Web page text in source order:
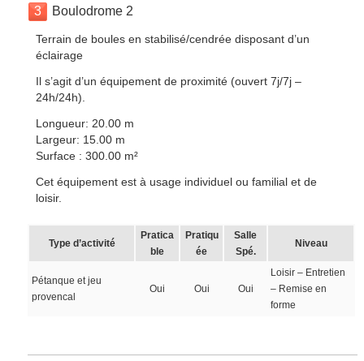
3 Boulodrome 2
Terrain de boules en stabilisé/cendrée disposant d’un
éclairage
Il s’agit d’un équipement de proximité (ouvert 7j/7j –
24h/24h).
Longueur: 20.00 m
Largeur: 15.00 m
Surface : 300.00 m²
Cet équipement est à usage individuel ou familial et de
loisir.
Type d’activité
Pratica
ble
Pratiqu
ée
Salle
Spé.
Niveau
Pétanque et jeu
provencal
Oui Oui Oui
Loisir – Entretien
– Remise en
forme